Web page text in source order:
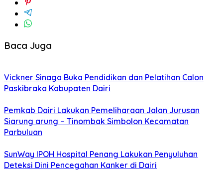
Baca Juga
Vickner Sinaga Buka Pendidikan dan Pelatihan Calon
Paskibraka Kabupaten Dairi
Pemkab Dairi Lakukan Pemeliharaan Jalan Jurusan
Siarung arung – Tinombak Simbolon Kecamatan
Parbuluan
SunWay IPOH Hospital Penang Lakukan Penyuluhan
Deteksi Dini Pencegahan Kanker di Dairi